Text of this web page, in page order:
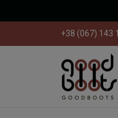
+38 (067) 143